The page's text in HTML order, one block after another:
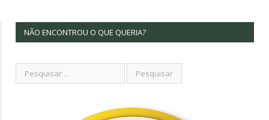
NÃO ENCONTROU O QUE QUERIA?